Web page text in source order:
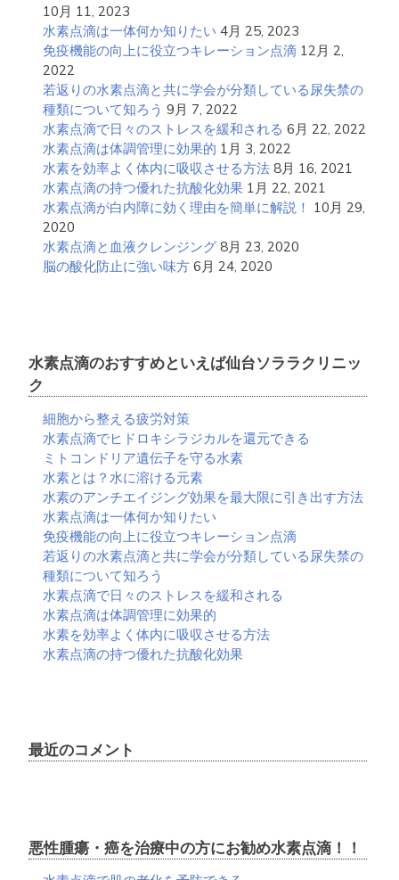
10月 11, 2023
水素点滴は一体何か知りたい 4月 25, 2023
免疫機能の向上に役立つキレーション点滴 12月 2,
2022
若返りの水素点滴と共に学会が分類している尿失禁の
種類について知ろう 9月 7, 2022
水素点滴で日々のストレスを緩和される 6月 22, 2022
水素点滴は体調管理に効果的 1月 3, 2022
水素を効率よく体内に吸収させる方法 8月 16, 2021
水素点滴の持つ優れた抗酸化効果 1月 22, 2021
水素点滴が白内障に効く理由を簡単に解説！ 10月 29,
2020
水素点滴と血液クレンジング 8月 23, 2020
脳の酸化防止に強い味方 6月 24, 2020
水素点滴のおすすめといえば仙台ソララクリニッ
ク
細胞から整える疲労対策
水素点滴でヒドロキシラジカルを還元できる
ミトコンドリア遺伝子を守る水素
水素とは？水に溶ける元素
水素のアンチエイジング効果を最大限に引き出す方法
水素点滴は一体何か知りたい
免疫機能の向上に役立つキレーション点滴
若返りの水素点滴と共に学会が分類している尿失禁の
種類について知ろう
水素点滴で日々のストレスを緩和される
水素点滴は体調管理に効果的
水素を効率よく体内に吸収させる方法
水素点滴の持つ優れた抗酸化効果
最近のコメント
悪性腫瘍・癌を治療中の方にお勧め水素点滴！！